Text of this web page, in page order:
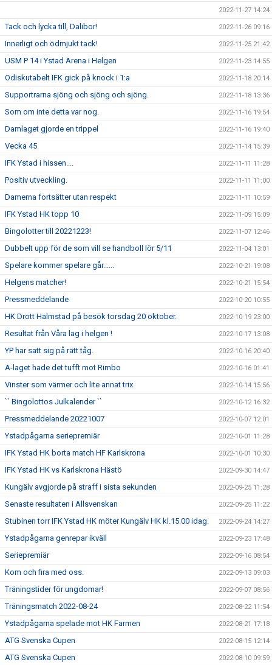
2022-11-27 14:24
Tack och lycka till, Dalibor! 2022-11-26 09:16
Innerligt och ödmjukt tack! 2022-11-25 21:42
USM P 14 i Ystad Arena i Helgen 2022-11-23 14:55
Odiskutabelt IFK gick på knock i 1:a 2022-11-18 20:14
Supportrarna sjöng och sjöng och sjöng. 2022-11-18 13:36
Som om inte detta var nog. 2022-11-16 19:54
Damlaget gjorde en trippel 2022-11-16 19:40
Vecka 45 2022-11-14 15:39
IFK Ystad i hissen.... 2022-11-11 11:28
Positiv utveckling. 2022-11-11 11:00
Damerna fortsätter utan respekt 2022-11-11 10:59
IFK Ystad HK topp 10 2022-11-09 15:09
Bingolotter till 20221223! 2022-11-07 12:46
Dubbelt upp för de som vill se handboll lör 5/11 2022-11-04 13:01
Spelare kommer spelare går...... 2022-10-21 19:08
Helgens matcher! 2022-10-21 15:54
Pressmeddelande 2022-10-20 10:55
HK Drott Halmstad på besök torsdag 20 oktober. 2022-10-19 23:00
Resultat från Våra lag i helgen ! 2022-10-17 13:08
YP har satt sig på rätt tåg. 2022-10-16 20:40
A-laget hade det tufft mot Rimbo 2022-10-16 01:41
Vinster som värmer och lite annat trix. 2022-10-14 15:56
`` Bingolottos Julkalender `` 2022-10-12 16:32
Pressmeddelande 20221007 2022-10-07 12:01
Ystadpågarna seriepremiär 2022-10-01 11:28
IFK Ystad HK borta match HF Karlskrona 2022-10-01 10:30
IFK Ystad HK vs Karlskrona Hästö 2022-09-30 14:47
Kungälv avgjorde på straff i sista sekunden 2022-09-25 11:28
Senaste resultaten i Allsvenskan 2022-09-25 11:22
Stubinen torr IFK Ystad HK möter Kungälv HK kl.15.00 idag. 2022-09-24 14:27
Ystadpågarna genrepar ikväll 2022-09-23 17:48
Seriepremiär 2022-09-16 08:54
Kom och fira med oss. 2022-09-13 09:03
Träningstider för ungdomar! 2022-09-07 08:56
Träningsmatch 2022-08-24 2022-08-22 11:54
Ystadpågarna spelade mot HK Farmen 2022-08-21 17:18
ATG Svenska Cupen 2022-08-15 12:14
ATG Svenska Cupen 2022-08-10 09:59